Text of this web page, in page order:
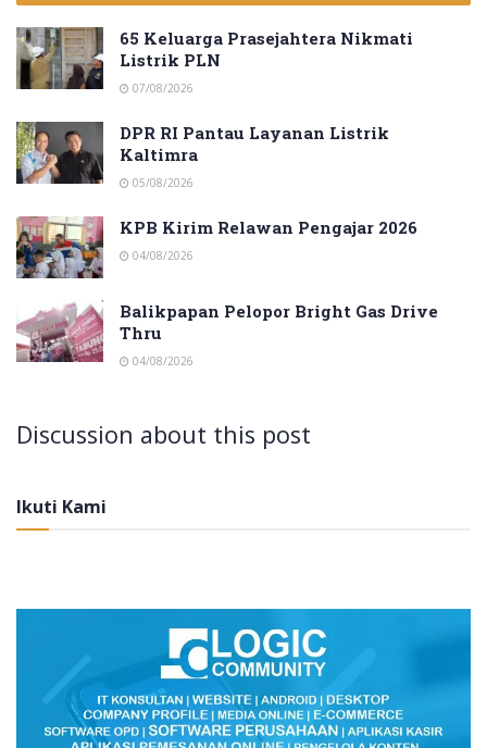
65 Keluarga Prasejahtera Nikmati
Listrik PLN
07/08/2026
DPR RI Pantau Layanan Listrik
Kaltimra
05/08/2026
KPB Kirim Relawan Pengajar 2026
04/08/2026
Balikpapan Pelopor Bright Gas Drive
Thru
04/08/2026
Discussion about this post
Ikuti Kami